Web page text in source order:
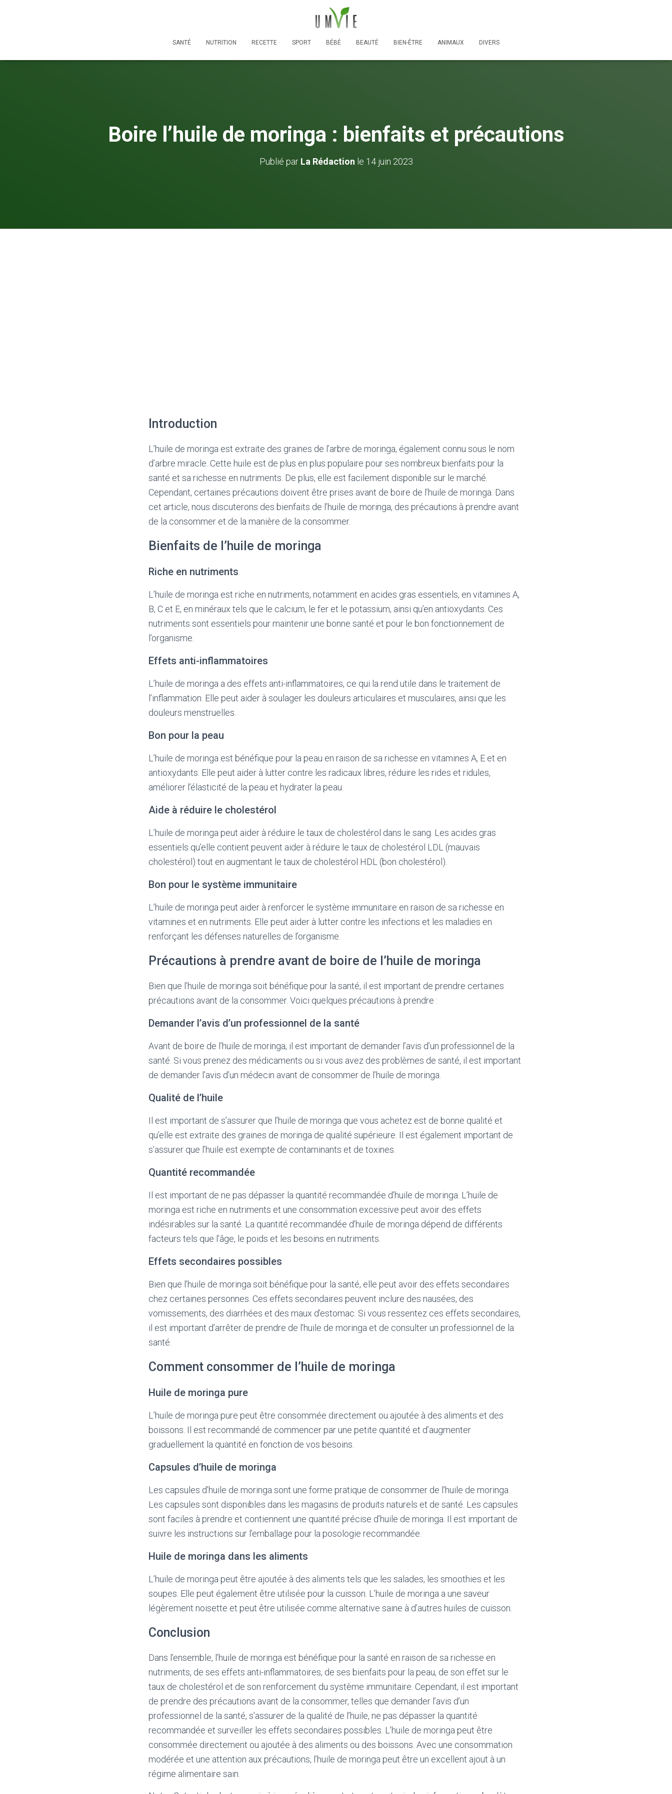
SANTÉ NUTRITION RECETTE SPORT BÉBÉ BEAUTÉ BIEN-ÊTRE ANIMAUX DIVERS
Boire l’huile de moringa : bienfaits et précautions
Publié par La Rédaction le 14 juin 2023
Introduction
L’huile de moringa est extraite des graines de l’arbre de moringa, également connu sous le nom
d’arbre miracle. Cette huile est de plus en plus populaire pour ses nombreux bienfaits pour la
santé et sa richesse en nutriments. De plus, elle est facilement disponible sur le marché.
Cependant, certaines précautions doivent être prises avant de boire de l’huile de moringa. Dans
cet article, nous discuterons des bienfaits de l’huile de moringa, des précautions à prendre avant
de la consommer et de la manière de la consommer.
Bienfaits de l’huile de moringa
Riche en nutriments
L’huile de moringa est riche en nutriments, notamment en acides gras essentiels, en vitamines A,
B, C et E, en minéraux tels que le calcium, le fer et le potassium, ainsi qu’en antioxydants. Ces
nutriments sont essentiels pour maintenir une bonne santé et pour le bon fonctionnement de
l’organisme.
Effets anti-inflammatoires
L’huile de moringa a des effets anti-inflammatoires, ce qui la rend utile dans le traitement de
l’inflammation. Elle peut aider à soulager les douleurs articulaires et musculaires, ainsi que les
douleurs menstruelles.
Bon pour la peau
L’huile de moringa est bénéfique pour la peau en raison de sa richesse en vitamines A, E et en
antioxydants. Elle peut aider à lutter contre les radicaux libres, réduire les rides et ridules,
améliorer l’élasticité de la peau et hydrater la peau.
Aide à réduire le cholestérol
L’huile de moringa peut aider à réduire le taux de cholestérol dans le sang. Les acides gras
essentiels qu’elle contient peuvent aider à réduire le taux de cholestérol LDL (mauvais
cholestérol) tout en augmentant le taux de cholestérol HDL (bon cholestérol).
Bon pour le système immunitaire
L’huile de moringa peut aider à renforcer le système immunitaire en raison de sa richesse en
vitamines et en nutriments. Elle peut aider à lutter contre les infections et les maladies en
renforçant les défenses naturelles de l’organisme.
Précautions à prendre avant de boire de l’huile de moringa
Bien que l’huile de moringa soit bénéfique pour la santé, il est important de prendre certaines
précautions avant de la consommer. Voici quelques précautions à prendre :
Demander l’avis d’un professionnel de la santé
Avant de boire de l’huile de moringa, il est important de demander l’avis d’un professionnel de la
santé. Si vous prenez des médicaments ou si vous avez des problèmes de santé, il est important
de demander l’avis d’un médecin avant de consommer de l’huile de moringa.
Qualité de l’huile
Il est important de s’assurer que l’huile de moringa que vous achetez est de bonne qualité et
qu’elle est extraite des graines de moringa de qualité supérieure. Il est également important de
s’assurer que l’huile est exempte de contaminants et de toxines.
Quantité recommandée
Il est important de ne pas dépasser la quantité recommandée d’huile de moringa. L’huile de
moringa est riche en nutriments et une consommation excessive peut avoir des effets
indésirables sur la santé. La quantité recommandée d’huile de moringa dépend de différents
facteurs tels que l’âge, le poids et les besoins en nutriments.
Effets secondaires possibles
Bien que l’huile de moringa soit bénéfique pour la santé, elle peut avoir des effets secondaires
chez certaines personnes. Ces effets secondaires peuvent inclure des nausées, des
vomissements, des diarrhées et des maux d’estomac. Si vous ressentez ces effets secondaires,
il est important d’arrêter de prendre de l’huile de moringa et de consulter un professionnel de la
santé.
Comment consommer de l’huile de moringa
Huile de moringa pure
L’huile de moringa pure peut être consommée directement ou ajoutée à des aliments et des
boissons. Il est recommandé de commencer par une petite quantité et d’augmenter
graduellement la quantité en fonction de vos besoins.
Capsules d’huile de moringa
Les capsules d’huile de moringa sont une forme pratique de consommer de l’huile de moringa.
Les capsules sont disponibles dans les magasins de produits naturels et de santé. Les capsules
sont faciles à prendre et contiennent une quantité précise d’huile de moringa. Il est important de
suivre les instructions sur l’emballage pour la posologie recommandée.
Huile de moringa dans les aliments
L’huile de moringa peut être ajoutée à des aliments tels que les salades, les smoothies et les
soupes. Elle peut également être utilisée pour la cuisson. L’huile de moringa a une saveur
légèrement noisette et peut être utilisée comme alternative saine à d’autres huiles de cuisson.
Conclusion
Dans l’ensemble, l’huile de moringa est bénéfique pour la santé en raison de sa richesse en
nutriments, de ses effets anti-inflammatoires, de ses bienfaits pour la peau, de son effet sur le
taux de cholestérol et de son renforcement du système immunitaire. Cependant, il est important
de prendre des précautions avant de la consommer, telles que demander l’avis d’un
professionnel de la santé, s’assurer de la qualité de l’huile, ne pas dépasser la quantité
recommandée et surveiller les effets secondaires possibles. L’huile de moringa peut être
consommée directement ou ajoutée à des aliments ou des boissons. Avec une consommation
modérée et une attention aux précautions, l’huile de moringa peut être un excellent ajout à un
régime alimentaire sain.